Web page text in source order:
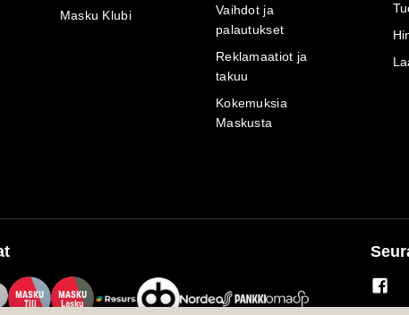
Masku Klubi
Vaihdot ja
palautukset
Reklamaatiot ja
takuu
Kokemuksia
Maskusta
MASKU
Tili
MASKU
Lasku